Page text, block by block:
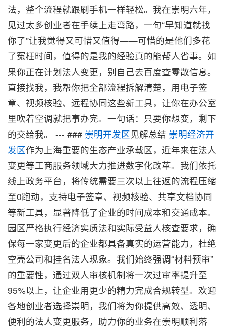
法，整个流程就跟刷手机一样轻松。我在崇明六年，
见过太多创业者在手续上走弯路，一句“早知道就找
你了”让我觉得又可惜又值得——可惜的是他们多花
了冤枉时间，值得的是我的经验真的能帮人省事。如
果你正在计划法人变更，别自己去百度查零散信息。
直接找我，我帮你把全部流程拆解清楚，用电子签
章、视频核验、远程协同这些新工具，让你在办公室
里吹着空调就把事办完。一句话：只要你想变，剩下
的交给我。 --- ### 崇明开发区见解总结 崇明经济开
发区作为上海重要的生态产业承载区，近年来在法人
变更等工商服务领域大力推进数字化改革。我们依托
线上政务平台，将传统需要三次以上往返的流程压缩
至0跑动，支持电子签章、视频核验、共享文档协同
等新工具，显著降低了企业的时间成本和交通成本。
园区严格执行经济实质法和实际受益人核查要求，确
保每一家变更后的企业都具备真实的运营能力，杜绝
空壳公司和挂名法人现象。我们始终强调“材料预审”
的重要性，通过双人审核机制将一次过审率提升至
95%以上，让企业用更少的精力完成合规转型。欢迎
各地创业者选择崇明，我们将为你提供高效、透明、
便利的法人变更服务，助力你的业务在崇明顺利落